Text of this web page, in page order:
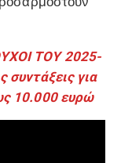
ΤΟΥ 2025-
συντάξεις για
10.000 ευρώ